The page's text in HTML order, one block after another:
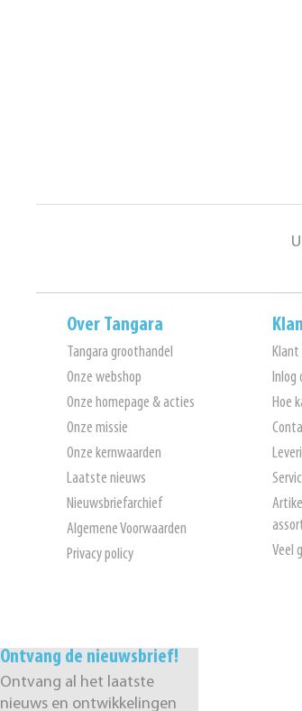
Over Tangara
Tangara groothandel
Onze webshop
Onze homepage & acties
Onze missie
Onze kernwaarden
Laatste nieuws
Nieuwsbriefarchief
Algemene Voorwaarden
Privacy policy
Klant
Inlog
Hoe
Veel
Ontvang de nieuwsbrief!
Ontvang al het laatste
nieuws en ontwikkelingen